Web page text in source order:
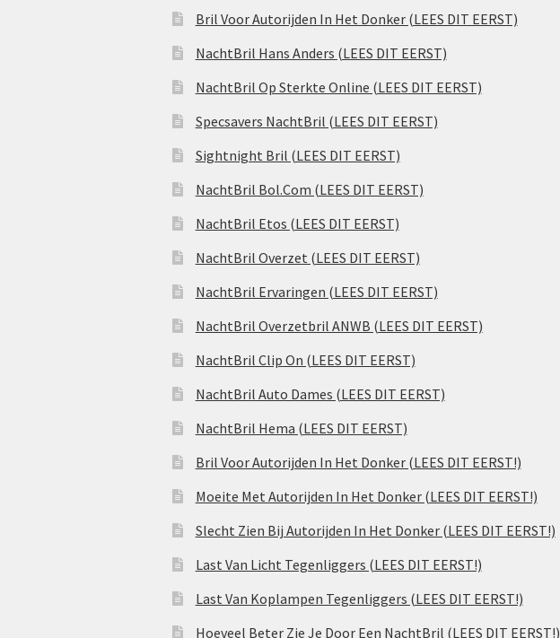
Bril Voor Autorijden In Het Donker (LEES DIT EERST)
NachtBril Hans Anders (LEES DIT EERST)
NachtBril Op Sterkte Online (LEES DIT EERST)
Specsavers NachtBril (LEES DIT EERST)
Sightnight Bril (LEES DIT EERST)
NachtBril Bol.Com (LEES DIT EERST)
NachtBril Etos (LEES DIT EERST)
NachtBril Overzet (LEES DIT EERST)
NachtBril Ervaringen (LEES DIT EERST)
NachtBril Overzetbril ANWB (LEES DIT EERST)
NachtBril Clip On (LEES DIT EERST)
NachtBril Auto Dames (LEES DIT EERST)
NachtBril Hema (LEES DIT EERST)
Bril Voor Autorijden In Het Donker (LEES DIT EERST!)
Moeite Met Autorijden In Het Donker (LEES DIT EERST!)
Slecht Zien Bij Autorijden In Het Donker (LEES DIT EERST!)
Last Van Licht Tegenliggers (LEES DIT EERST!)
Last Van Koplampen Tegenliggers (LEES DIT EERST!)
Hoeveel Beter Zie Je Door Een NachtBril (LEES DIT EERST!)